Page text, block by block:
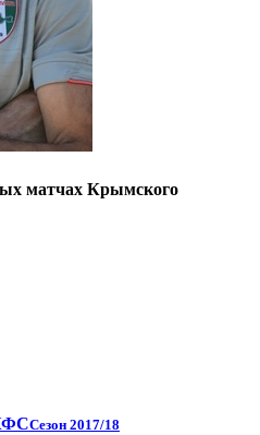
матчах Крымского
Сезон 2017/18